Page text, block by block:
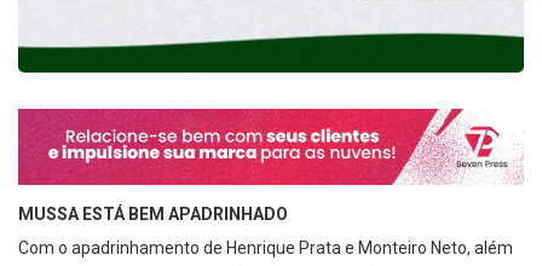
MUSSA ESTÁ BEM APADRINHADO
Com o apadrinhamento de Henrique Prata e Monteiro Neto, além